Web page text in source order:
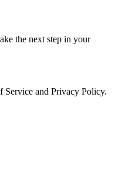
the next step in your
Service and Privacy Policy.